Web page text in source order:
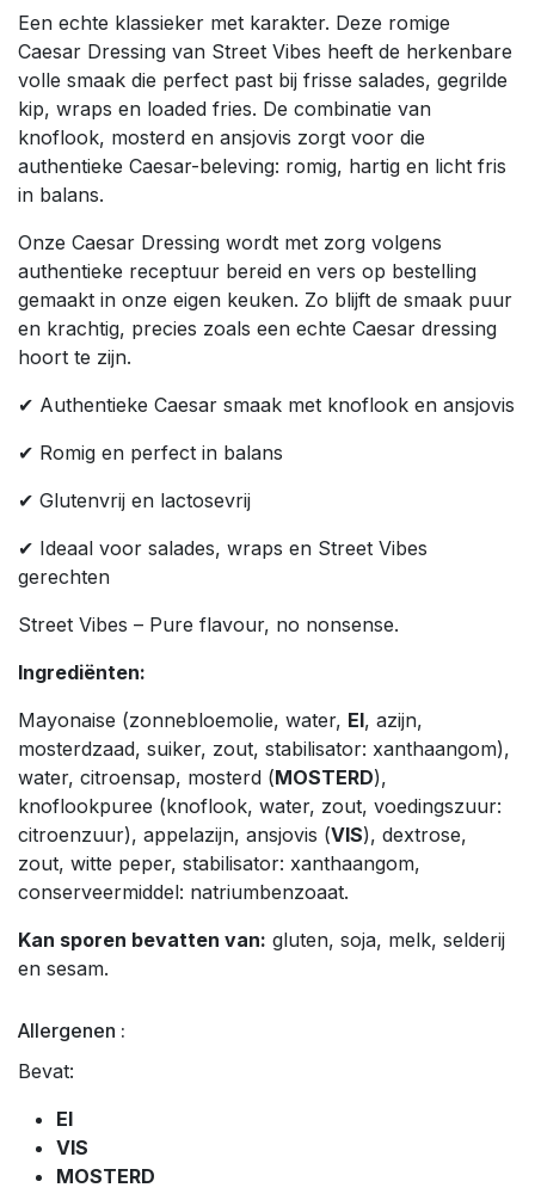
Een echte klassieker met karakter. Deze romige
Caesar Dressing van Street Vibes heeft de herkenbare
volle smaak die perfect past bij frisse salades, gegrilde
kip, wraps en loaded fries. De combinatie van
knoflook, mosterd en ansjovis zorgt voor die
authentieke Caesar-beleving: romig, hartig en licht fris
in balans.
Onze Caesar Dressing wordt met zorg volgens
authentieke receptuur bereid en vers op bestelling
gemaakt in onze eigen keuken. Zo blijft de smaak puur
en krachtig, precies zoals een echte Caesar dressing
hoort te zijn.
✔ Authentieke Caesar smaak met knoflook en ansjovis
✔ Romig en perfect in balans
✔ Glutenvrij en lactosevrij
✔ Ideaal voor salades, wraps en Street Vibes
gerechten
Street Vibes – Pure flavour, no nonsense.
Ingrediënten:
Mayonaise (zonnebloemolie, water, EI, azijn,
mosterdzaad, suiker, zout, stabilisator: xanthaangom),
water, citroensap, mosterd (MOSTERD),
knoflookpuree (knoflook, water, zout, voedingszuur:
citroenzuur), appelazijn, ansjovis (VIS), dextrose,
zout, witte peper, stabilisator: xanthaangom,
conserveermiddel: natriumbenzoaat.
Kan sporen bevatten van: gluten, soja, melk, selderij
en sesam.
Allergenen :
Bevat:
EI
VIS
MOSTERD